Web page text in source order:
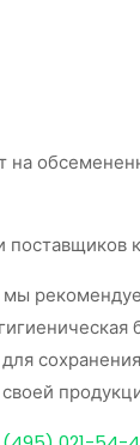
на
поставщиков
мы